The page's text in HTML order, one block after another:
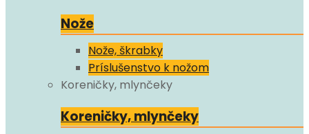
Nože
Nože, škrabky
Príslušenstvo k nožom
Koreničky, mlynčeky
Koreničky, mlynčeky